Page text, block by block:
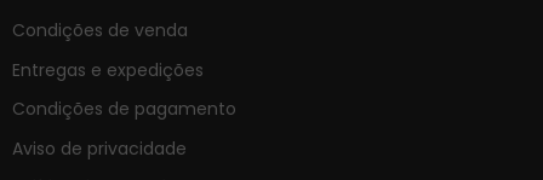
Condições de venda
Entregas e expedições
Condições de pagamento
Aviso de privacidade